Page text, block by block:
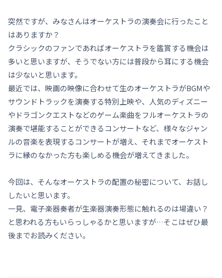
突然ですが、みなさんはオーケストラの演奏会に行ったこと
はありますか？
クラシックのファンであればオーケストラを鑑賞する機会は
多いと思いますが、そうでない方には普段から耳にする機会
は少ないと思います。
最近では、映画の映像に合わせて生のオーケストラがBGMや
サウンドトラックを演奏する特別上映や、人気のディズニー
やドラゴンクエストなどのゲーム楽曲をフルオーケストラの
演奏で堪能することができるコンサートなど、様々なジャン
ルの音楽を表現するコンサートが増え、それまでオーケスト
ラに縁のなかった方も楽しめる機会が増えてきました。
今回は、そんなオーケストラの配置の秘密について、お話し
したいと思います。
一見、電子楽器奏者が生楽器演奏形態に触れるのは場違い？
と思われる方もいらっしゃるかと思いますが…そこはぜひ最
後までお読みください。